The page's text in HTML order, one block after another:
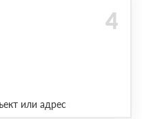
или адрес